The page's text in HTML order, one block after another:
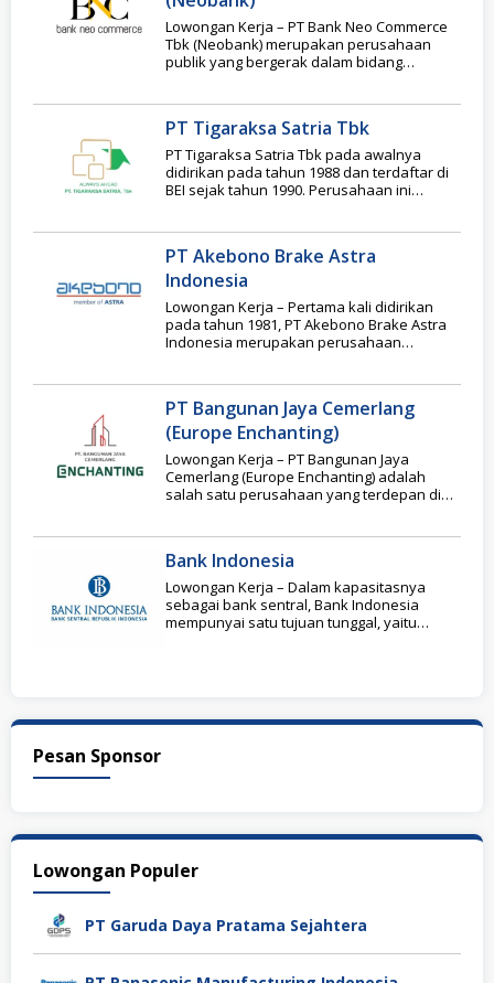
Lowongan Kerja – PT Bank Neo Commerce
Tbk (Neobank) merupakan perusahaan
publik yang bergerak dalam bidang
PT Tigaraksa Satria Tbk
PT Tigaraksa Satria Tbk pada awalnya
didirikan pada tahun 1988 dan terdaftar di
BEI sejak tahun 1990. Perusahaan ini
PT Akebono Brake Astra
Indonesia
Lowongan Kerja – Pertama kali didirikan
pada tahun 1981, PT Akebono Brake Astra
Indonesia merupakan perusahaan
PT Bangunan Jaya Cemerlang
(Europe Enchanting)
Lowongan Kerja – PT Bangunan Jaya
Cemerlang (Europe Enchanting) adalah
salah satu perusahaan yang terdepan di
Bank Indonesia
Lowongan Kerja – Dalam kapasitasnya
sebagai bank sentral, Bank Indonesia
mempunyai satu tujuan tunggal, yaitu
Pesan Sponsor
Lowongan Populer
PT Garuda Daya Pratama Sejahtera